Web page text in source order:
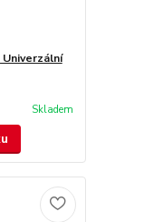
Univerzální
Skladem